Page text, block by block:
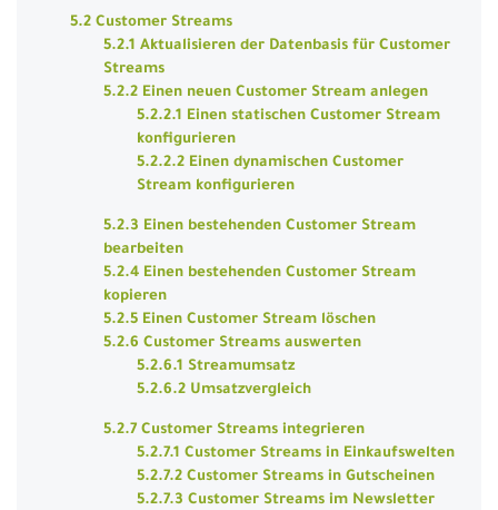
5.2 Customer Streams
5.2.1 Aktualisieren der Datenbasis für Customer
Streams
5.2.2 Einen neuen Customer Stream anlegen
5.2.2.1 Einen statischen Customer Stream
konfigurieren
5.2.2.2 Einen dynamischen Customer
Stream konfigurieren
5.2.3 Einen bestehenden Customer Stream
bearbeiten
5.2.4 Einen bestehenden Customer Stream
kopieren
5.2.5 Einen Customer Stream löschen
5.2.6 Customer Streams auswerten
5.2.6.1 Streamumsatz
5.2.6.2 Umsatzvergleich
5.2.7 Customer Streams integrieren
5.2.7.1 Customer Streams in Einkaufswelten
5.2.7.2 Customer Streams in Gutscheinen
5.2.7.3 Customer Streams im Newsletter